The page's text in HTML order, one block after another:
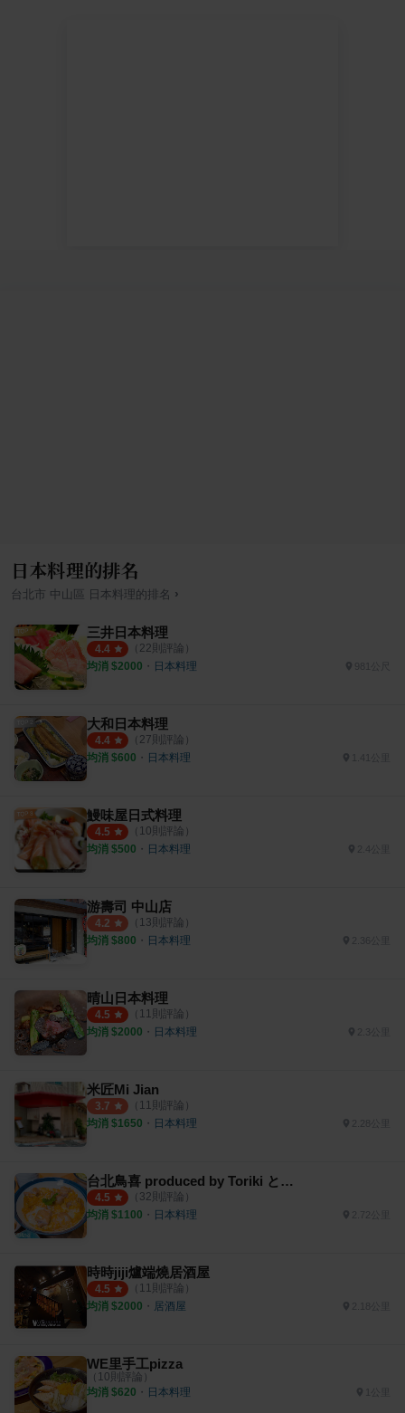
日本料理的排名
台北市 中山區 日本料理 的排名 ›
三井日本料理
4.4 （ 22則評論）
均消 $2000 ・ 日本料理
大和日本料理
4.4 （ 27則評論）
均消 $600 ・ 日本料理 1.41公里
鰻味屋日式料理
4.5 （ 10則評論）
均消 $500 ・ 日本料理 2.4公里
游壽司 中山店
4.2 （ 13則評論）
均消 $800 ・ 日本料理 2.36公里
晴山日本料理
4.5 （ 11則評論）
均消 $2000 ・ 日本料理 2.3公里
米匠Mi Jian
3.7 （ 11則評論）
均消 $1650 ・ 日本料理 2.28公里
台北鳥喜 produced by Toriki とり喜
4.5 （ 32則評論）
均消 $1100 ・ 日本料理 2.72公里
時時jiji爐端燒居酒屋
4.5 （ 11則評論）
均消 $2000 ・ 居酒屋 2.18公里
WE里手工pizza
（ 10則評論）
均消 $620 ・ 日本料理